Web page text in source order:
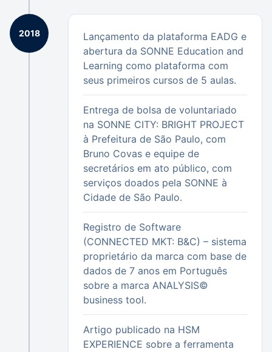
2018
Lançamento da plataforma EADG e
abertura da SONNE Education and
Learning como plataforma com
seus primeiros cursos de 5 aulas.
Entrega de bolsa de voluntariado
na SONNE CITY: BRIGHT PROJECT
à Prefeitura de São Paulo, com
Bruno Covas e equipe de
secretários em ato público, com
serviços doados pela SONNE à
Cidade de São Paulo.
Registro de Software
(CONNECTED MKT: B&C) – sistema
proprietário da marca com base de
dados de 7 anos em Português
sobre a marca ANALYSIS©
business tool.
Artigo publicado na HSM
EXPERIENCE sobre a ferramenta